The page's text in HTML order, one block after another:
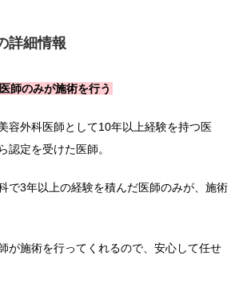
詳細情報
師のみが施術を行う
容外科医師として10年以上経験を持つ医
認定を受けた医師。
で3年以上の経験を積んだ医師のみが、施術
が施術を行ってくれるので、安心して任せ